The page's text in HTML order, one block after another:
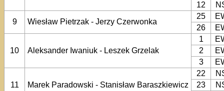
12
9
Wiesław Pietrzak - Jerzy Czerwonka
25
26
10 Aleksander Iwaniuk - Leszek Grzelak
1
2
3
11 Marek Paradowski - Stanisław Baraszkiewicz
22
23